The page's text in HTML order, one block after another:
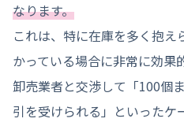
なります。
これは、特に在庫を多く抱
かっている場合に非常に効果
卸売業者と交渉して「100個
引を受けられる」といったケ